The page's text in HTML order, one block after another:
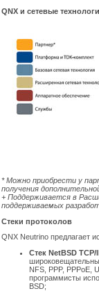
QNX и сетевые
* Можно приобрести у
получения
+ Поддерживается в
поддерживаемых
Стеки протоколов
QNX Neutrino предлагает
Стек NetBSD TCP/
NFS, PPP, PPPoE,
программисты
BSD;